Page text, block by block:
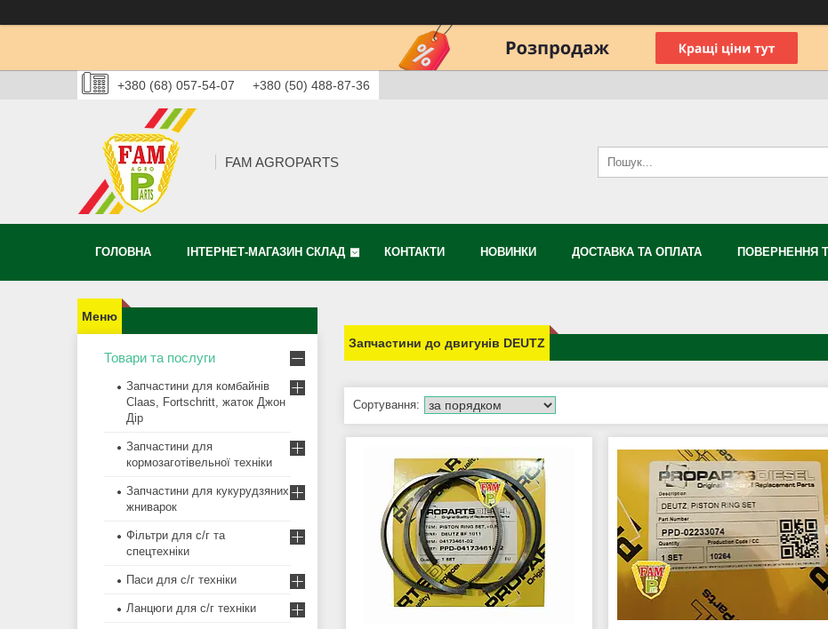
+380 (68) 057-54-07 +380 (50) 488-87-36
FAM AGROPARTS
ГОЛОВНА ІНТЕРНЕТ-МАГАЗИН СКЛАД КОНТАКТИ НОВИНКИ ДОСТАВКА ТА ОПЛАТА ПОВЕРНЕННЯ
Запчастини до двигунів DEUTZ
Товари та послуги
Запчастини для комбайнів
Claas, Fortschritt, жаток Джон
Дір
Запчастини для
кормозаготівельної техніки
Запчастини для кукурудзяних
жниварок
Фільтри для с/г та
спецтехніки
Паси для с/г техніки
Ланцюги для с/г техніки